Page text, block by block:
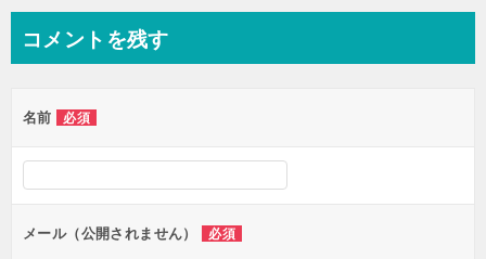
ビ
ー
シ
ョ
ン
コメントを残す
名前 必須
メール（公開されません） 必須